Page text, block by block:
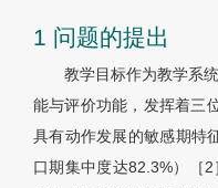
1 问题的提出
教学目标作为教学系
能与评价功能，发挥着三
具有动作发展的敏感期特
口期集中度达82.3%）［